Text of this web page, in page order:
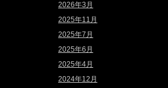
2026年3月
2025年11月
2025年7月
2025年6月
2025年4月
2024年12月